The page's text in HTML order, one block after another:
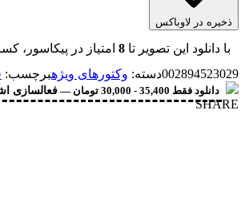
ذخیره در لاوباکس
با دانلود این تصویر تا 8 امتیاز در پیکاسور،
002894523029دسته: وکتورهای ویژهبرچسب:
دانلود فقط 35,400 - 30,000 تومان — فعالسازی
SHARE